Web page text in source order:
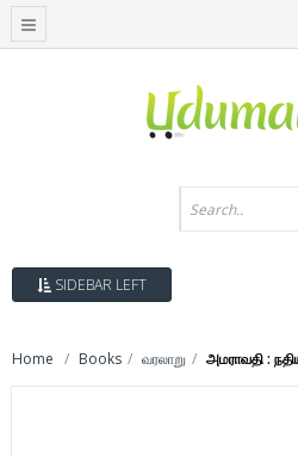
SIDEBAR LEFT
Home Books வரலாறு அமராவதி :